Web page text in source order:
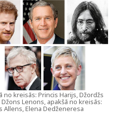
no kreisās: Princis Harijs, Džordžs
Džons Lenons, apakšā no kreisās:
Allens, Elena Dedženeresa